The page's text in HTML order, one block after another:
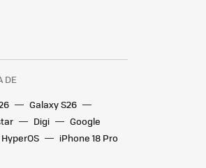
DE
Galaxy S26
Digi
Google
HyperOS
iPhone 18 Pro